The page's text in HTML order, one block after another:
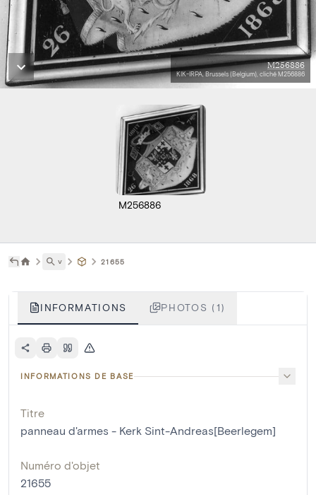
M256886
KIK-IRPA, Brussels (Belgium), cliché M256886
M256886
˅ 21655
INFORMATIONS PHOTOS (1)
INFORMATIONS DE BASE
Titre
panneau d'armes - Kerk Sint-Andreas[Beerlegem]
Numéro d'objet
21655